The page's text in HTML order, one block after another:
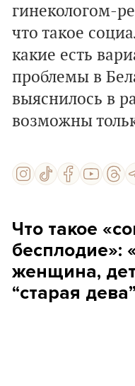
гинекологом-
что такое
какие есть
проблемы в
выяснилось в
возможны
Что такое
бесплодие»:
женщина,
“старая